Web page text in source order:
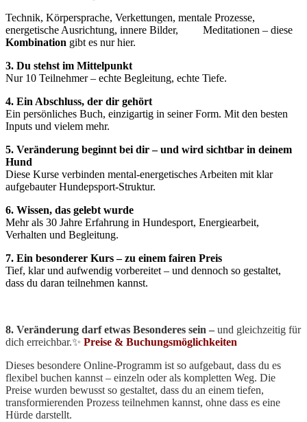
Technik, Körpersprache, Verkettungen, mentale Prozesse,
energetische Ausrichtung, innere Bilder, Meditationen – diese
Kombination gibt es nur hier.
3. Du stehst im Mittelpunkt
Nur 10 Teilnehmer – echte Begleitung, echte Tiefe.
4. Ein Abschluss, der dir gehört
Ein persönliches Buch, einzigartig in seiner Form. Mit den besten
Inputs und vielem mehr.
5. Veränderung beginnt bei dir – und wird sichtbar in deinem
Hund
Diese Kurse verbinden mental-energetisches Arbeiten mit klar
aufgebauter Hundepsport-Struktur.
6. Wissen, das gelebt wurde
Mehr als 30 Jahre Erfahrung in Hundesport, Energiearbeit,
Verhalten und Begleitung.
7. Ein besonderer Kurs – zu einem fairen Preis
Tief, klar und aufwendig vorbereitet – und dennoch so gestaltet,
dass du daran teilnehmen kannst.
8. Veränderung darf etwas Besonderes sein – und gleichzeitig für
dich erreichbar.✨ Preise & Buchungsmöglichkeiten
Dieses besondere Online-Programm ist so aufgebaut, dass du es
flexibel buchen kannst – einzeln oder als kompletten Weg. Die
Preise wurden bewusst so gestaltet, dass du an einem tiefen,
transformierenden Prozess teilnehmen kannst, ohne dass es eine
Hürde darstellt.